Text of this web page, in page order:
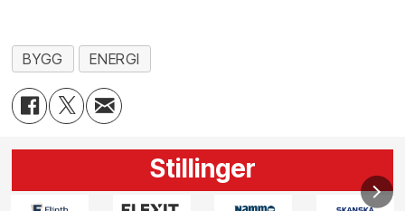
BYGG ENERGI
Stillinger